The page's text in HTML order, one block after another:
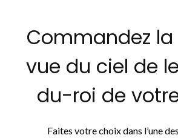
Commandez
vue du ciel de
du-roi de
Faites votre choix dans l’une